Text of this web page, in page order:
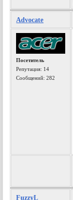
Advocate
Посетитель
Репутация: 14
Сообщений: 282
FuzzyL